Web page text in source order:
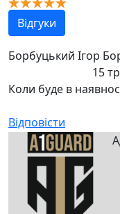
Відгуки
Борбуцький Ігор
15
Коли буде в
Відповісти